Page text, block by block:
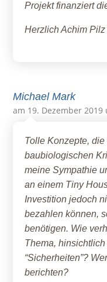
Projekt finanziert
Herzlich Achim Pilz
Michael Mark
am 19. Dezember 2019
Tolle Konzepte,
baubiologischen
meine Sympathie
an einem Tiny
Investition jedoch
bezahlen können,
benötigen. Wie
Thema,
“Sicherheiten”?
berichten?